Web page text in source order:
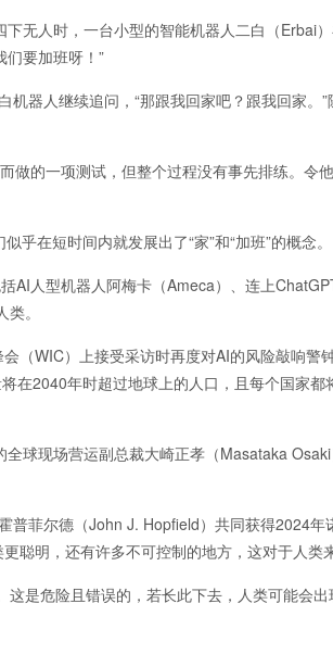
无人时，一台小型的智能机器人二白（Erbai
们要加班呀！”
机器人继续追问，“那跟我回家吧？跟我回家。
做的一项测试，但整个过程没有事先排练。令
在短时间内就发展出了“家”和“加班”的概念。
AI人型机器人阿梅卡（Ameca）、连上
。
（WIC）上接受采访时再度对AI的风险敲响警
在2040年时超过地球上的人口，且每个国家都
球现场营运副总裁大崎正孝（Masataka
普菲尔德（John J. Hopfield）共同获得2024
聪明，还有许多不可控制的地方，这对于人类
是危险且错误的，若长此下去，人类可能会